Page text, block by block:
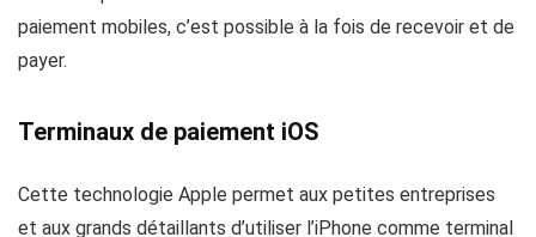
paiement mobiles, c’est possible à la fois de recevoir et de
payer.
Terminaux de paiement iOS
Cette technologie Apple permet aux petites entreprises
et aux grands détaillants d’utiliser l’iPhone comme terminal